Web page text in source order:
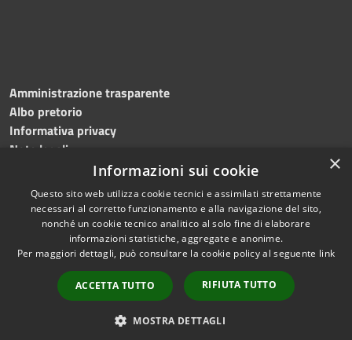
Amministrazione trasparente
Albo pretorio
Informativa privacy
Note legali
Dichiarazione di accessibilità
Accessibilità
Copyright © 2026 • Comune di
Roncade • Powered by
Municipium•
Accesso
redazione
×
Informazioni sui cookie
Questo sito web utilizza cookie tecnici e assimilati strettamente
necessari al corretto funzionamento e alla navigazione del sito,
nonché un cookie tecnico analitico al solo fine di elaborare
informazioni statistiche, aggregate e anonime.
Per maggiori dettagli, può consultare la cookie policy al seguente link
ACCETTA TUTTO RIFIUTA TUTTO
MOSTRA DETTAGLI